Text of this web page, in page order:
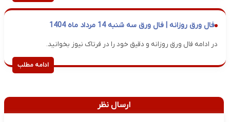
فال ورق روزانه | فال ورق سه شنبه 14 مرداد ماه 1404
در ادامه فال ورق روزانه و دقیق خود را در فرتاک نیوز بخوانید.
ادامه مطلب
ارسال نظر